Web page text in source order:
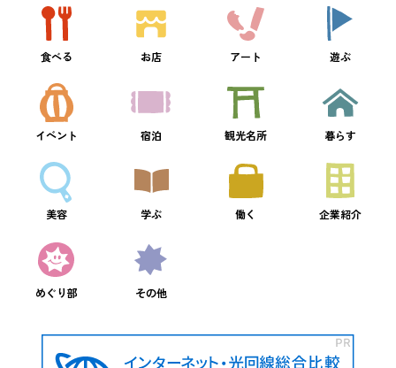
食べる お店 アート 遊ぶ
イベント 宿泊 観光名所 暮らす
美容 学ぶ 働く 企業紹介
めぐり部 その他